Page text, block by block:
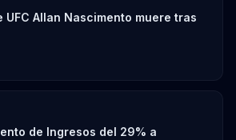
UFC Allan Nascimento muere tras
de Ingresos del 29% a